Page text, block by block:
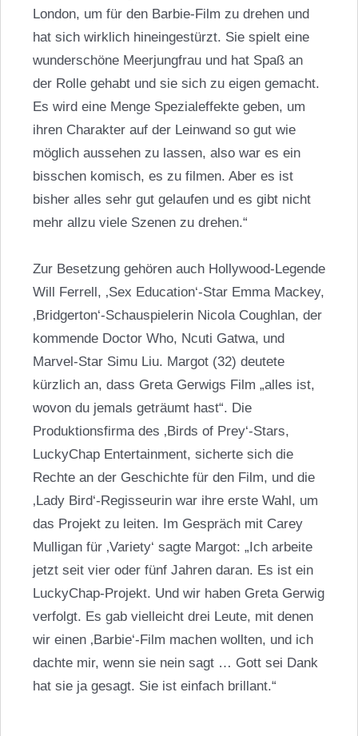
London, um für den Barbie-Film zu drehen und
hat sich wirklich hineingestürzt. Sie spielt eine
wunderschöne Meerjungfrau und hat Spaß an
der Rolle gehabt und sie sich zu eigen gemacht.
Es wird eine Menge Spezialeffekte geben, um
ihren Charakter auf der Leinwand so gut wie
möglich aussehen zu lassen, also war es ein
bisschen komisch, es zu filmen. Aber es ist
bisher alles sehr gut gelaufen und es gibt nicht
mehr allzu viele Szenen zu drehen.“
Zur Besetzung gehören auch Hollywood-Legende
Will Ferrell, ‚Sex Education‘-Star Emma Mackey,
‚Bridgerton‘-Schauspielerin Nicola Coughlan, der
kommende Doctor Who, Ncuti Gatwa, und
Marvel-Star Simu Liu. Margot (32) deutete
kürzlich an, dass Greta Gerwigs Film „alles ist,
wovon du jemals geträumt hast“. Die
Produktionsfirma des ‚Birds of Prey‘-Stars,
LuckyChap Entertainment, sicherte sich die
Rechte an der Geschichte für den Film, und die
‚Lady Bird‘-Regisseurin war ihre erste Wahl, um
das Projekt zu leiten. Im Gespräch mit Carey
Mulliganfür ‚Variety‘ sagte Margot: „Ich arbeite
jetzt seit vier oder fünf Jahren daran. Es ist ein
LuckyChap-Projekt. Und wir haben Greta Gerwig
verfolgt. Es gab vielleicht drei Leute, mit denen
wir einen ‚Barbie‘-Film machen wollten, und ich
dachte mir, wenn sie nein sagt … Gott sei Dank
hat sie ja gesagt. Sie ist einfach brillant.“